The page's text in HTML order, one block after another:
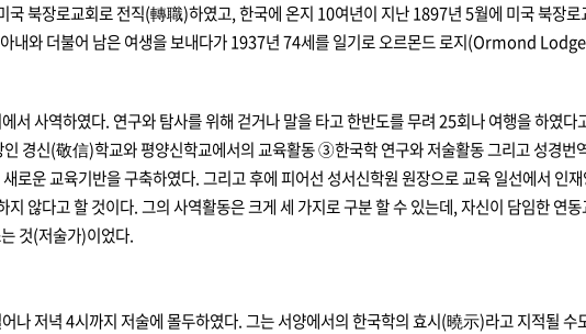
북장로교회로 전직(轉職)하였고, 한국에 온지 10여년이 지난 1897년 5월에 미국 북장로
내와 더불어 남은 여생을 보내다가 1937년 74세를 일기로 오르몬드 로지(Ormond
사역하였다. 연구와 탐사를 위해 걷거나 말을 타고 한반도를 무려 25회나 여행을 하였다
경신(敬信)학교와 평양신학교에서의 교육활동③한국학 연구와 저술활동 그리고 성경번
로운 교육기반을 구축하였다. 그리고 후에 피어선 성서신학원 원장으로 교육 일선에서 인
않다고 할 것이다. 그의 사역활동은 크게 세 가지로 구분 할 수 있는데, 자신이 담임한 연
것(저술가)이었다.
저녁 4시까지 저술에 몰두하였다. 그는 서양에서의 한국학의 효시(曉示)라고 지적될 수